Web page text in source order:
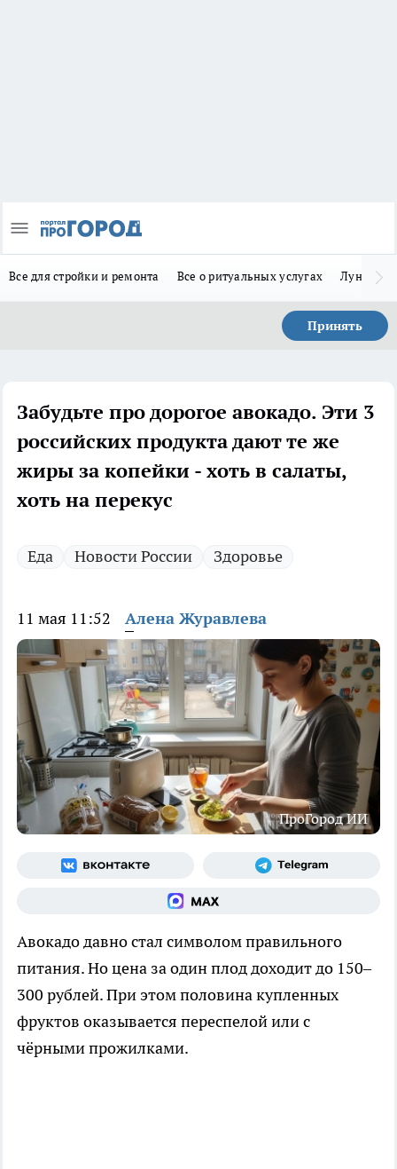
Все для стройки и ремонта Все о ритуальных услугах Лунно-
Принять
Забудьте про дорогое авокадо. Эти 3
российских продукта дают те же
жиры за копейки - хоть в салаты,
хоть на перекус
Еда Новости России Здоровье
11 мая 11:52 Алена Журавлева
ПроГород ИИ
Авокадо давно стал символом правильного
питания. Но цена за один плод доходит до 150–
300 рублей. При этом половина купленных
фруктов оказывается переспелой или с
чёрными прожилками.